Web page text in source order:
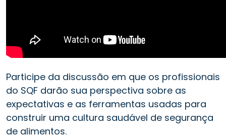
Participe da discussão em que os profissionais
do SQF darão sua perspectiva sobre as
expectativas e as ferramentas usadas para
construir uma cultura saudável de segurança
de alimentos.